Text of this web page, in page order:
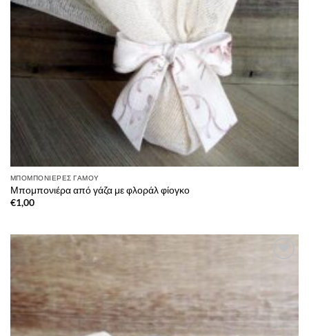
ΜΠΟΜΠΟΝΙΈΡΕΣ ΓΆΜΟΥ
Μπομπονιέρα από γάζα με φλοράλ φίογκο
€1,00